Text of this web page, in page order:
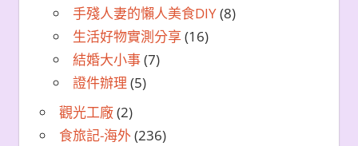
手殘人妻的懶人美食DIY(8)
生活好物實測分享 (16)
結婚大小事(7)
證件辦理 (5)
觀光工廠(2)
食旅記-海外(236)